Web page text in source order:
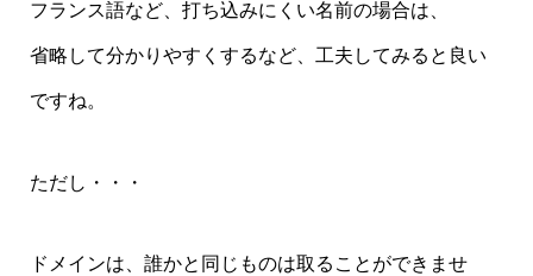
フランス語など、打ち込みにくい名前の場合は、
省略して分かりやすくするなど、工夫してみると良い
ですね。
ただし・・・
ドメインは、誰かと同じものは取ることができませ